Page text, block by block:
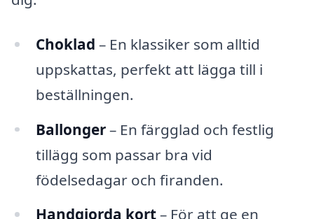
Choklad – En klassiker som alltid
uppskattas, perfekt att lägga till i
beställningen.
Ballonger– En färgglad och festlig
tillägg som passar bra vid
födelsedagar och firanden.
Handgjorda kort– För att ge en